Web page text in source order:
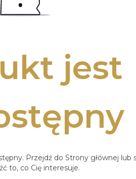
jest
Przejdź do Strony głównej lub
to, co Cię interesuje.